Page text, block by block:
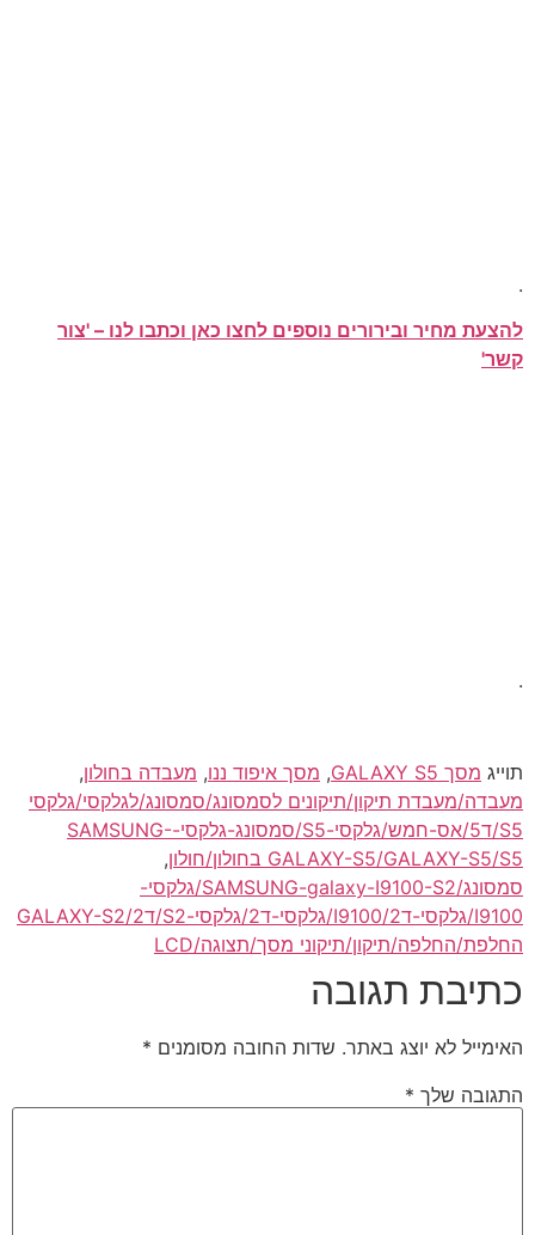
.
להצעת מחיר ובירורים נוספים לחצו כאן וכתבו לנו – 'צור
קשר'
.
תוייג מסך GALAXY S5 , מסך איפוד ננו, מעבדה בחולון,
מעבדה/מעבדת תיקון/תיקונים לסמסונג/סמסונג/לגלקסי/גלקסי
S5/ד5/אס-חמש/גלקסי-S5/סמסונג-גלקסי-SAMSUNG-
GALAXY-S5/GALAXY-S5/S5 בחולון/חולון
,
סמסונג/SAMSUNG-galaxy-I9100-S2/גלקסי-
I9100/גלקסי-ד2/I9100/גלקסי-ד2/גלקסי-S2/ד2/GALAXY-S2
החלפת/החלפה/תיקון/תיקוני מסך/תצוגה/LCD
כתיבת תגובה
האימייל לא יוצג באתר. שדות החובה מסומנים *
התגובה שלך *